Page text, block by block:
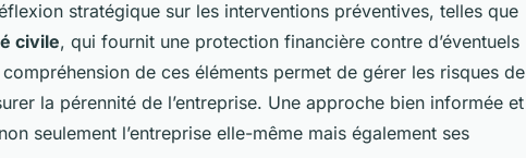
stratégique sur les interventions préventives, telles que
civile, qui fournit une protection financière contre d’éventuels
de ces éléments permet de gérer les risques de
la pérennité de l’entreprise. Une approche bien informée et
seulement l’entreprise elle-même mais également ses